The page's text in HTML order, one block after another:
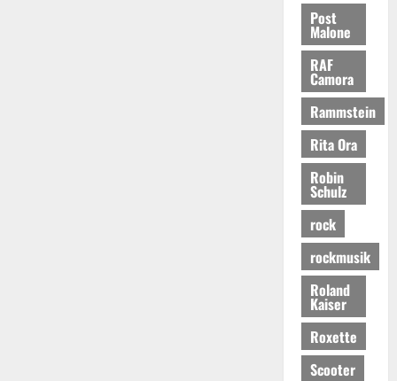
Post
Malone
RAF
Camora
Rammstein
Rita Ora
Robin
Schulz
rock
rockmusik
Roland
Kaiser
Roxette
Scooter